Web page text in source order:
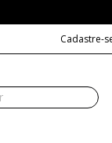
Cadastre-